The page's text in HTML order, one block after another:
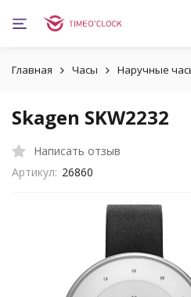
Главная Часы Наручные
Skagen SKW2232
Написать отзыв
Артикул: 26860